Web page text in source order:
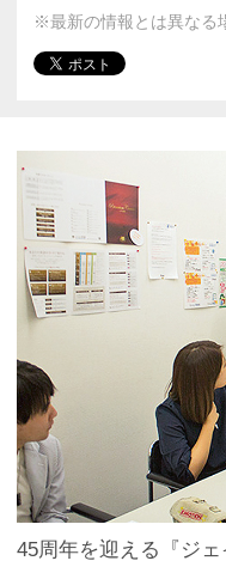
※最新の情報とは異なる
45周年を迎える『ジ